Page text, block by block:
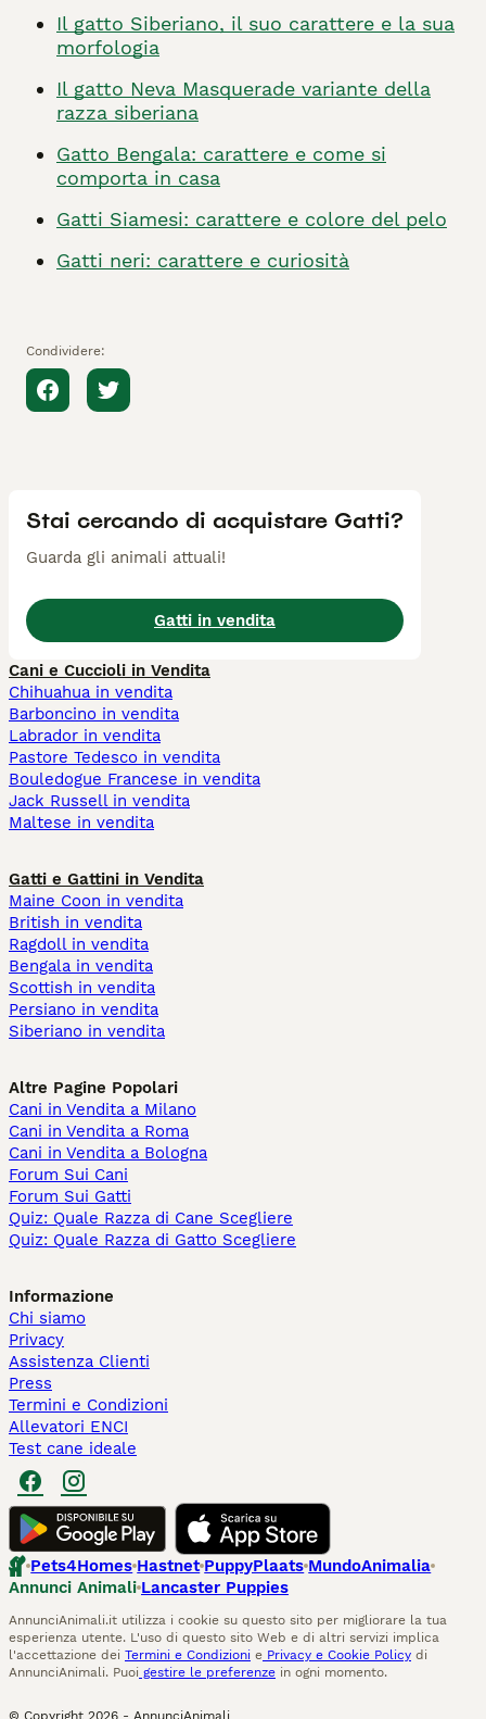
Condividere:
Il gatto Siberiano, il suo carattere e la sua
morfologia
Il gatto Neva Masquerade variante della
razza siberiana
Gatto Bengala: carattere e come si
comporta in casa
Gatti Siamesi: carattere e colore del pelo
Gatti neri: carattere e curiosità
Stai cercando di acquistare Gatti?
Guarda gli animali attuali!
Gatti in vendita
Cani e Cuccioli in Vendita
Chihuahua in vendita
Barboncino in vendita
Labrador in vendita
Pastore Tedesco in vendita
Bouledogue Francese in vendita
Jack Russell in vendita
Maltese in vendita
Gatti e Gattini in Vendita
Maine Coon in vendita
British in vendita
Ragdoll in vendita
Bengala in vendita
Scottish in vendita
Persiano in vendita
Siberiano in vendita
Altre Pagine Popolari
Cani in Vendita a Milano
Cani in Vendita a Roma
Cani in Vendita a Bologna
Forum Sui Cani
Forum Sui Gatti
Quiz: Quale Razza di Cane Scegliere
Quiz: Quale Razza di Gatto Scegliere
Informazione
Chi siamo
Privacy
Assistenza Clienti
Press
Termini e Condizioni
Allevatori ENCI
Test cane ideale
Pets4Homes Hastnet PuppyPlaats MundoAnimalia
Annunci Animali Lancaster Puppies
AnnunciAnimali.it utilizza i cookie su questo sito per migliorare la tua
esperienza utente. L'uso di questo sito Web e di altri servizi implica
l'accettazione dei Termini e Condizioni e Privacy e Cookie Policy di
AnnunciAnimali. Puoi gestire le preferenze in ogni momento.
© Copyright 2026 - AnnunciAnimali